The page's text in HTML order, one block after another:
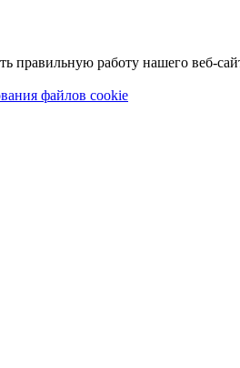
работу нашего веб-
файлов cookie